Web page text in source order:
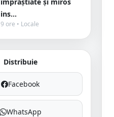
ins...
9 ore • Locale
Distribuie
Facebook
WhatsApp